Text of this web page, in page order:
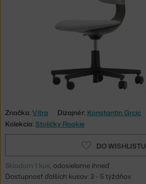
Značka: Vitra Dizajnér: Konstantin Grcic
Kolekcia: Stoličky Rookie
DO WISHLISTU
Skladom 1 kus, odosielame ihneď
Dostupnosť ďalších kusov: 3 - 5 týždňov